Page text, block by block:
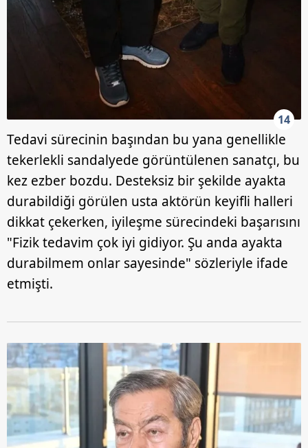
14
Tedavi sürecinin başından bu yana genellikle
tekerlekli sandalyede görüntülenen sanatçı, bu
kez ezber bozdu. Desteksiz bir şekilde ayakta
durabildiği görülen usta aktörün keyifli halleri
dikkat çekerken, iyileşme sürecindeki başarısını
"Fizik tedavim çok iyi gidiyor. Şu anda ayakta
durabilmem onlar sayesinde" sözleriyle ifade
etmişti.